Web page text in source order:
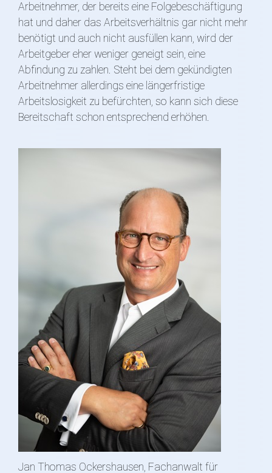
Arbeitnehmer, der bereits eine Folgebeschäftigung
hat und daher das Arbeitsverhältnis gar nicht mehr
benötigt und auch nicht ausfüllen kann, wird der
Arbeitgeber eher weniger geneigt sein, eine
Abfindung zu zahlen. Steht bei dem gekündigten
Arbeitnehmer allerdings eine längerfristige
Arbeitslosigkeit zu befürchten, so kann sich diese
Bereitschaft schon entsprechend erhöhen.
Jan Thomas Ockershausen, Fachanwalt für